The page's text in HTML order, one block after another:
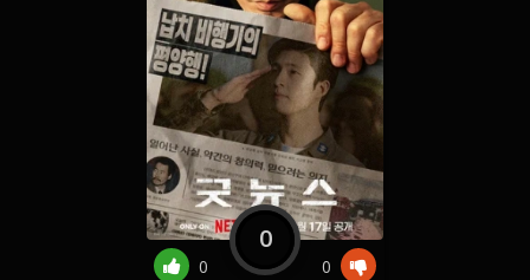
0
0
0